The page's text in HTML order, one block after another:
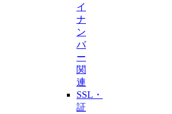
イ
ナ
ン
バ
ー
関
連
SSL・
証